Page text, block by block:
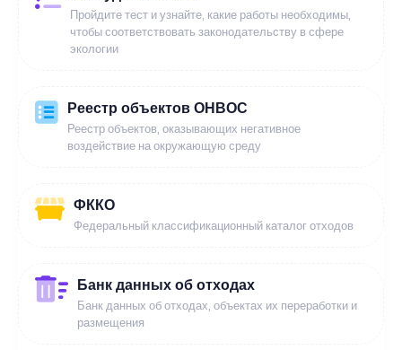
Пройдите тест и узнайте, какие работы необходимы,
чтобы соответствовать законодательству в сфере
экологии
Реестр объектов ОНВОС
Реестр объектов, оказывающих негативное
воздействие на окружающую среду
ФККО
Федеральный классификационный каталог отходов
Банк данных об отходах
Банк данных об отходах, объектах их переработки и
размещения